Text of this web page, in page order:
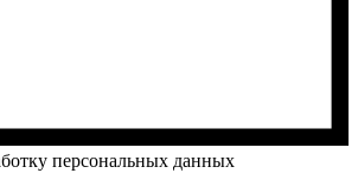
персональных данных